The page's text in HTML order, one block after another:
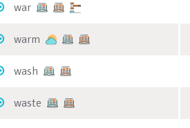
war
warm
wash
waste